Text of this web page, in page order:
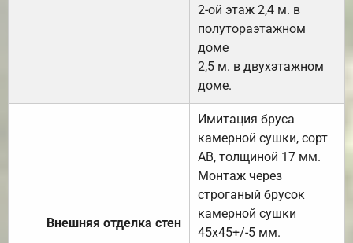
2-ой этаж 2,4 м. в
полутораэтажном
доме
2,5 м. в двухэтажном
доме.
Внешняя отделка стен
Имитация бруса
камерной сушки, сорт
АВ, толщиной 17 мм.
Монтаж через
строганый брусок
камерной сушки
45х45+/-5 мм.